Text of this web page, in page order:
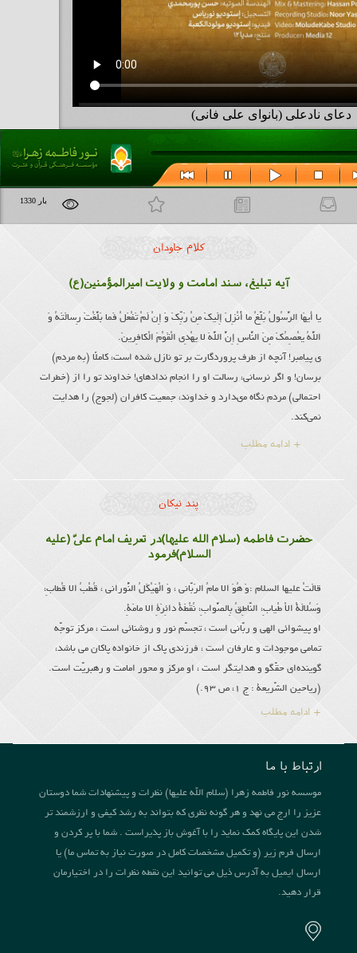
دعای نادعلی (بانوای علی فانی)
1330 بار
کلام جاودان
آیه تبلیغ، سند امامت و ولایت امیرالمؤمنین(ع)
یا أَیهَا الرَّسُولُ بَلِّغْ ما أُنْزِلَ إِلَیكَ مِنْ رَبِّكَ وَ إِنْ لَمْ تَفْعَلْ فَما بَلَّغْتَ رِسالَتَهُ وَ
اللَّهُ یعْصِمُكَ مِنَ النَّاسِ إِنَّ اللَّهَ لا یهْدِی الْقَوْمَ الْكافِرینَ.
ى پیامبر! آنچه از طرف پروردگارت بر تو نازل شده است، كاملًا (به مردم)
برسان! و اگر نرسانی، رسالت او را انجام نداده‏اى! خداوند تو را از (خطرات
احتمالى) مردم نگاه مى‏دارد و خداوند، جمعیت كافران (لجوج) را هدایت
نمی‌کند.
+ ادامه مطلب
پند نیکان
حضرت فاطمه (سلام الله علیها)در تعریف امام علىّ (علیه
السلام)فرمود
قالَتْ علیها السلام :وَ هُوَ الا مامُ الرَبّانى ، وَ الْهَیْكَلُ النُّورانى ، قُطْبُ الا قْطابِ،
وَسُلالَةُ الاْ طْیابِ، النّاطِقُ بِالصَّوابِ، نُقْطَةُ دائِرَةِ الا مامَةِ.
او پیشوائى الهى و ربّانى است ، تجسّم نور و روشنائى است ، مركز توجّه
تمامى موجودات و عارفان است ، فرزندى پاك از خانواده پاكان مى باشد،
گوینده‌اى حقّگو و هدایتگر است ، او مركز و محور امامت و رهبریّت است.
(ریاحین الشّریعة : ج 1، ص 93.)
+ ادامه مطلب
ارتباط با ما
موسسه نور فاطمه زهرا (سلام الله علیها) نظرات و پیشنهادات شما دوستان
عزیز را ارج می نهد و هر گونه نظری که بتواند به رشد کیفی و ارزشمند تر
شدن این پایگاه کمک نماید را با آغوش باز پذیراست . شما با پر کردن و
ارسال فرم زیر (و تکمیل مشخصات کامل در صورت نیاز به تماس ما) یا
ارسال ایمیل به آدرس ذیل می توانید این نقطه نظرات را در اختیارمان
قرار دهید.